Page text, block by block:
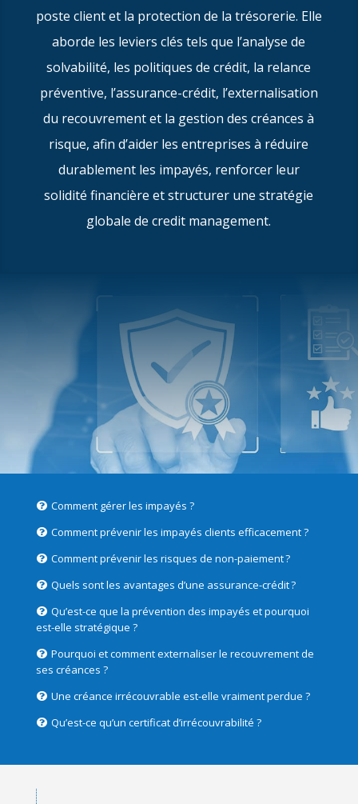
poste client et la protection de la trésorerie. Elle
aborde les leviers clés tels que l’analyse de
solvabilité, les politiques de crédit, la relance
préventive, l’assurance-crédit, l’externalisation
du recouvrement et la gestion des créances à
risque, afin d’aider les entreprises à réduire
durablement les impayés, renforcer leur
solidité financière et structurer une stratégie
globale de credit management.
Comment gérer les impayés ?
Comment prévenir les impayés clients efficacement ?
Comment prévenir les risques de non-paiement ?
Quels sont les avantages d’une assurance-crédit ?
Qu’est-ce que la prévention des impayés et pourquoi
est-elle stratégique ?
Pourquoi et comment externaliser le recouvrement de
ses créances ?
Une créance irrécouvrable est-elle vraiment perdue ?
Qu’est-ce qu’un certificat d’irrécouvrabilité ?